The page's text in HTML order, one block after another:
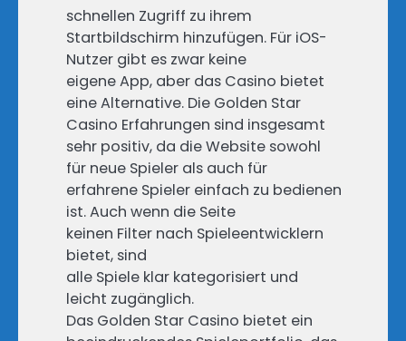
schnellen Zugriff zu ihrem
Startbildschirm hinzufügen. Für iOS-
Nutzer gibt es zwar keine
eigene App, aber das Casino bietet
eine Alternative. Die Golden Star
Casino Erfahrungen sind insgesamt
sehr positiv, da die Website sowohl
für neue Spieler als auch für
erfahrene Spieler einfach zu bedienen
ist. Auch wenn die Seite
keinen Filter nach Spieleentwicklern
bietet, sind
alle Spiele klar kategorisiert und
leicht zugänglich.
Das Golden Star Casino bietet ein